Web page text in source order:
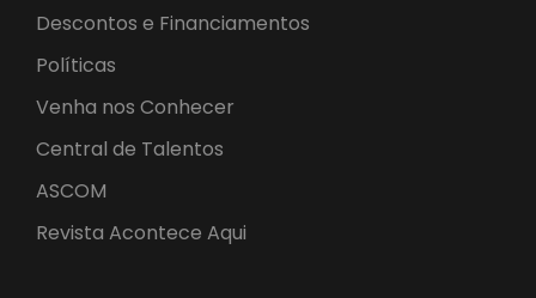
Descontos e Financiamentos
Políticas
Venha nos Conhecer
Central de Talentos
ASCOM
Revista Acontece Aqui